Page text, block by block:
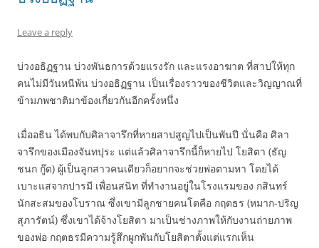
Leave a reply
บ่วงอธิฏฐาน บ่วงพันธการด้วยแรงรัก และแรงอาฆาต ที่สาปให้ทุก
คนไม่มีวันหนีพ้น บ่วงอธิฏฐาน เป็นเรื่องราวของชีวิตและวิญญาณที่
ข้ามภพชาติมาข้องเกี่ยวกันอีกครั้งหนึ่ง
เมื่ออธิน ได้พบกับศิลาจารึกที่หายสาปสูญไปเป็นพันปี นั่นคือ ศิลา
จารึกของเมืองจันทปุระ แต่แล้วศิลาจารึกนี้ก็หายไป โยสิตา (ธัญ
ชนก กู๊ด) ผู้เป็นลูกสาวคนเดียวก็อยากจะช่วยพ่อตามหา โดยได้
เบาะแสจากปารมี เพื่อนสนิท ที่ทำงานอยู่ในโรงแรมของ กสินทร์
นักสะสมของโบราณ ซึ่งเขามีลูกชายคนโตคือ กฤตธร (หมาก-ปริญ
สุภารัตน์) ซึ่งเขาได้จ้างโยสิตา มาเป็นช่างภาพให้กับงานถ่ายภาพ
ของพ่อ กฤตธรมีความรู้สึกผูกพันกับโยสิตาตั้งแต่แรกเห็น